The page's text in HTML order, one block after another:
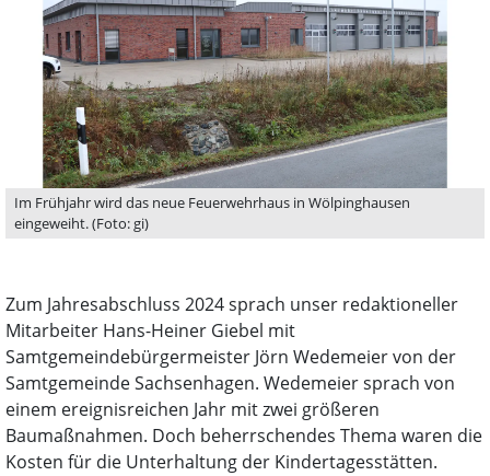
Im Frühjahr wird das neue Feuerwehrhaus in Wölpinghausen
eingeweiht. (Foto: gi)
Zum Jahresabschluss 2024 sprach unser redaktioneller
Mitarbeiter Hans-Heiner Giebel mit
Samtgemeindebürgermeister Jörn Wedemeier von der
Samtgemeinde Sachsenhagen. Wedemeier sprach von
einem ereignisreichen Jahr mit zwei größeren
Baumaßnahmen. Doch beherrschendes Thema waren die
Kosten für die Unterhaltung der Kindertagesstätten.